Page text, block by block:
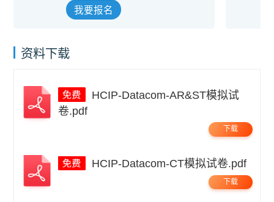
我要报名
资料下载
卷.pdf
下载
HCIP-Datacom-CT模拟试卷.pdf
下载